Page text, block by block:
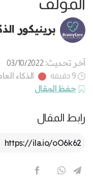
برينيكور
آخر تحديث: 03/10/2022
9 دقيقة
الذكاء
حفظ المقال
رابط المقال